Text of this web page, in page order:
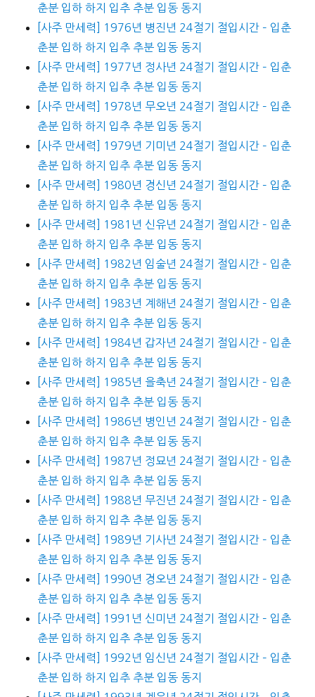
춘분 입하 하지 입추 추분 입동 동지
[사주 만세력] 1976년 병진년 24절기 절입시간 – 입춘
춘분 입하 하지 입추 추분 입동 동지
[사주 만세력] 1977년 정사년 24절기 절입시간 – 입춘
춘분 입하 하지 입추 추분 입동 동지
[사주 만세력] 1978년 무오년 24절기 절입시간 – 입춘
춘분 입하 하지 입추 추분 입동 동지
[사주 만세력] 1979년 기미년 24절기 절입시간 – 입춘
춘분 입하 하지 입추 추분 입동 동지
[사주 만세력] 1980년 경신년 24절기 절입시간 – 입춘
춘분 입하 하지 입추 추분 입동 동지
[사주 만세력] 1981년 신유년 24절기 절입시간 – 입춘
춘분 입하 하지 입추 추분 입동 동지
[사주 만세력] 1982년 임술년 24절기 절입시간 – 입춘
춘분 입하 하지 입추 추분 입동 동지
[사주 만세력] 1983년 계해년 24절기 절입시간 – 입춘
춘분 입하 하지 입추 추분 입동 동지
[사주 만세력] 1984년 갑자년 24절기 절입시간 – 입춘
춘분 입하 하지 입추 추분 입동 동지
[사주 만세력] 1985년 을축년 24절기 절입시간 – 입춘
춘분 입하 하지 입추 추분 입동 동지
[사주 만세력] 1986년 병인년 24절기 절입시간 – 입춘
춘분 입하 하지 입추 추분 입동 동지
[사주 만세력] 1987년 정묘년 24절기 절입시간 – 입춘
춘분 입하 하지 입추 추분 입동 동지
[사주 만세력] 1988년 무진년 24절기 절입시간 – 입춘
춘분 입하 하지 입추 추분 입동 동지
[사주 만세력] 1989년 기사년 24절기 절입시간 – 입춘
춘분 입하 하지 입추 추분 입동 동지
[사주 만세력] 1990년 경오년 24절기 절입시간 – 입춘
춘분 입하 하지 입추 추분 입동 동지
[사주 만세력] 1991년 신미년 24절기 절입시간 – 입춘
춘분 입하 하지 입추 추분 입동 동지
[사주 만세력] 1992년 임신년 24절기 절입시간 – 입춘
춘분 입하 하지 입추 추분 입동 동지